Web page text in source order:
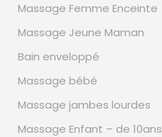
Massage Femme Enceinte
Massage Jeune Maman
Bain enveloppé
Massage bébé
Massage jambes lourdes
Massage Enfant – de 10ans